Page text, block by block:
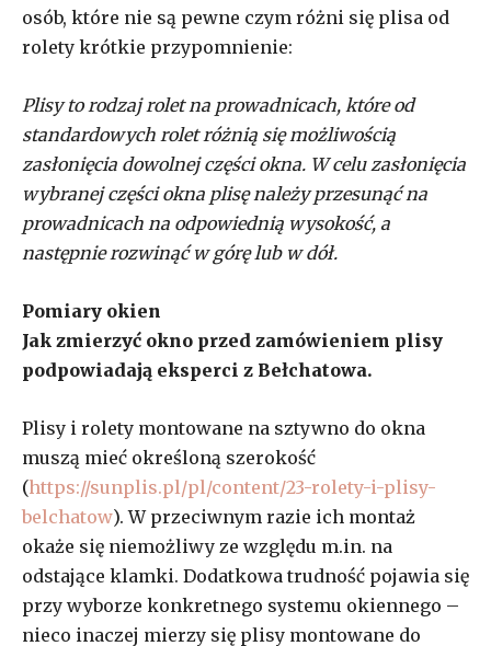
osób, które nie są pewne czym różni się plisa od
rolety krótkie przypomnienie:
Plisy to rodzaj rolet na prowadnicach, które od
standardowych rolet różnią się możliwością
zasłonięcia dowolnej części okna. W celu zasłonięcia
wybranej części okna plisę należy przesunąć na
prowadnicach na odpowiednią wysokość, a
następnie rozwinąć w górę lub w dół.
Pomiary okien
Jak zmierzyć okno przed zamówieniem plisy
podpowiadają eksperci z Bełchatowa.
Plisy i rolety montowane na sztywno do okna
muszą mieć określoną szerokość
(https://sunplis.pl/pl/content/23-rolety-i-plisy-
belchatow). W przeciwnym razie ich montaż
okaże się niemożliwy ze względu m.in. na
odstające klamki. Dodatkowa trudność pojawia się
przy wyborze konkretnego systemu okiennego –
nieco inaczej mierzy się plisy montowane do